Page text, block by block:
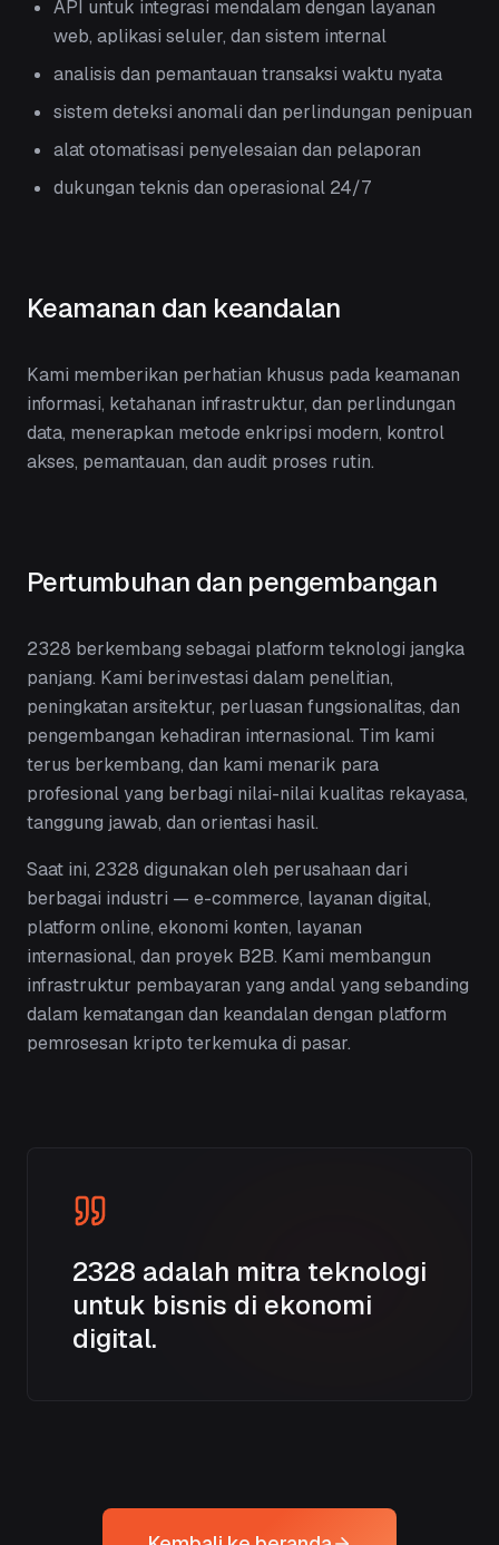
API untuk integrasi mendalam dengan layanan
web, aplikasi seluler, dan sistem internal
analisis dan pemantauan transaksi waktu nyata
sistem deteksi anomali dan perlindungan penipuan
alat otomatisasi penyelesaian dan pelaporan
dukungan teknis dan operasional 24/7
Keamanan dan keandalan
Kami memberikan perhatian khusus pada keamanan
informasi, ketahanan infrastruktur, dan perlindungan
data, menerapkan metode enkripsi modern, kontrol
akses, pemantauan, dan audit proses rutin.
Pertumbuhan dan pengembangan
2328 berkembang sebagai platform teknologi jangka
panjang. Kami berinvestasi dalam penelitian,
peningkatan arsitektur, perluasan fungsionalitas, dan
pengembangan kehadiran internasional. Tim kami
terus berkembang, dan kami menarik para
profesional yang berbagi nilai-nilai kualitas rekayasa,
tanggung jawab, dan orientasi hasil.
Saat ini, 2328 digunakan oleh perusahaan dari
berbagai industri — e-commerce, layanan digital,
platform online, ekonomi konten, layanan
internasional, dan proyek B2B. Kami membangun
infrastruktur pembayaran yang andal yang sebanding
dalam kematangan dan keandalan dengan platform
pemrosesan kripto terkemuka di pasar.
2328 adalah mitra teknologi
untuk bisnis di ekonomi
digital.